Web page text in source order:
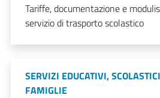
Tariffe, documentazione e
servizio di trasporto scolastico
SERVIZI EDUCATIVI,
FAMIGLIE